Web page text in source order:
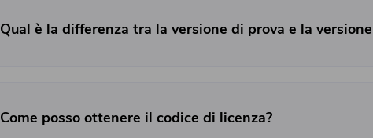
Qual è la differenza tra la versione di prova e la
Come posso ottenere il codice di licenza?
Hai quasi finito.